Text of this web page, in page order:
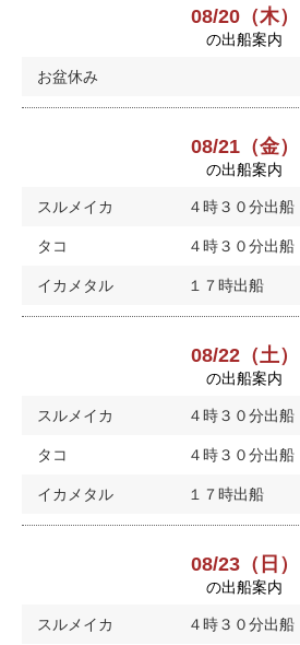
08/20（木）
の出船案内
お盆休み
08/21（金）
の出船案内
スルメイカ ４時３０分出船
タコ ４時３０分出船
イカメタル １７時出船
08/22（土）
の出船案内
スルメイカ ４時３０分出船
タコ ４時３０分出船
イカメタル １７時出船
08/23（日）
の出船案内
スルメイカ ４時３０分出船